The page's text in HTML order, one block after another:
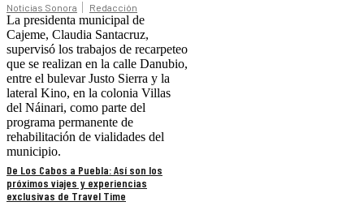
Noticias Sonora Redacción
La presidenta municipal de
Cajeme, Claudia Santacruz,
supervisó los trabajos de recarpeteo
que se realizan en la calle Danubio,
entre el bulevar Justo Sierra y la
lateral Kino, en la colonia Villas
del Náinari, como parte del
programa permanente de
rehabilitación de vialidades del
municipio.
De Los Cabos a Puebla: Así son los
próximos viajes y experiencias
exclusivas de Travel Time